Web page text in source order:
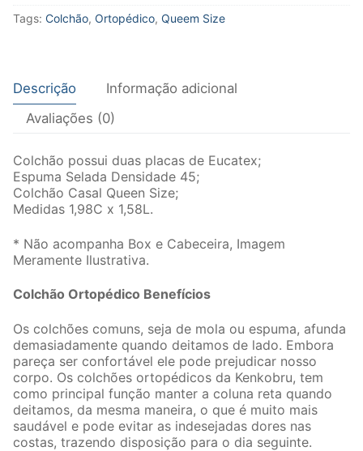
Tags: Colchão, Ortopédico, Queem Size
Descrição
Informação adicional
Avaliações (0)
Colchão possui duas placas de Eucatex;
Espuma Selada Densidade 45;
Colchão Casal Queen Size;
Medidas 1,98C x 1,58L.
* Não acompanha Box e Cabeceira, Imagem
Meramente Ilustrativa.
Colchão Ortopédico Benefícios
Os colchões comuns, seja de mola ou espuma, afunda
demasiadamente quando deitamos de lado. Embora
pareça ser confortável ele pode prejudicar nosso
corpo. Os colchões ortopédicos da Kenkobru, tem
como principal função manter a coluna reta quando
deitamos, da mesma maneira, o que é muito mais
saudável e pode evitar as indesejadas dores nas
costas, trazendo disposição para o dia seguinte.